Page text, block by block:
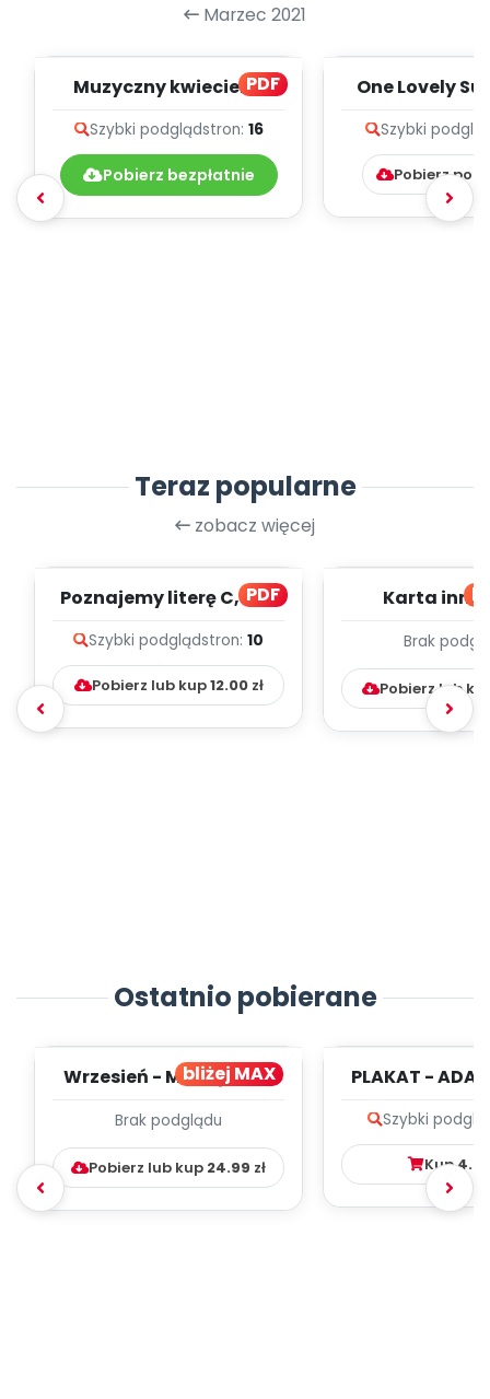
Marzec 2021
PDF
Muzyczny kwiecień -
Szybki podglądstron: 16
Pobierz bezpłatnie
One Lovely
Szybki
Pobierz
Teraz popularne
zobacz więcej
PDF
Poznajemy literę C, cz. 1
Szybki podglądstron: 10
Pobierz lub kup12.00zł
Karta
Brak
Pobierz lub
Ostatnio pobierane
bliżej MAX
Wrzesień - MIESIĘCZNY
WYCHOWAWCZO –
DYDAKTYC...
Brak podglądu
Pobierz lub kup 24.99 zł
PLAKAT -
Szybki
Kup